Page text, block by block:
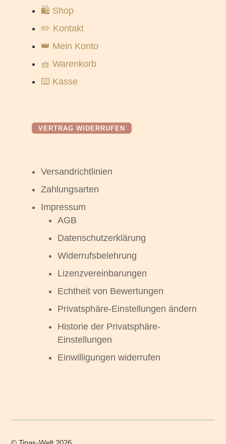
🛍️ Shop
✏️ Kontakt
👑 Mein Konto
🧺 Warenkorb
⌨️ Kasse
VERTRAG WIDERRUFEN
Versandrichtlinien
Zahlungsarten
Impressum
AGB
Datenschutzerklärung
Widerrufsbelehrung
Lizenzvereinbarungen
Echtheit von Bewertungen
Privatsphäre-Einstellungen ändern
Historie der Privatsphäre-
Einstellungen
Einwilligungen widerrufen